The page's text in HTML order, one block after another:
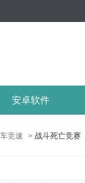
安卓软件
竞速 > 战斗死亡竞赛